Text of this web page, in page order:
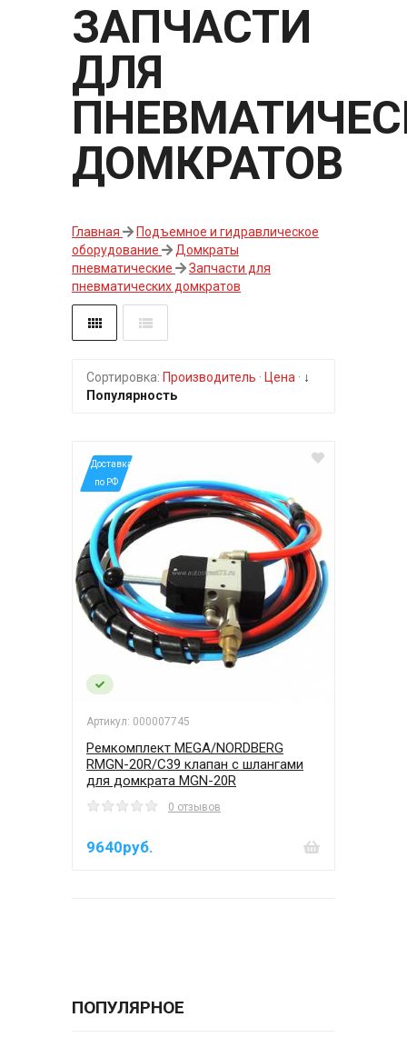
ЗАПЧАСТИ
ДЛЯ
ДОМКРАТОВ
Главная
Подъемное и гидравлическое
оборудование
Домкраты
пневматические
Запчасти для
пневматических домкратов
Сортировка: Производитель · Цена · ↓
Популярность
*Доставка
по РФ
Артикул: 000007745
Ремкомплект MEGA/NORDBERG
RMGN-20R/C39 клапан с шлангами
для домкрата MGN-20R
0 отзывов
9640руб.
ПОПУЛЯРНОЕ